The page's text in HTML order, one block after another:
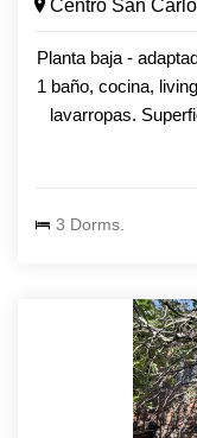
Centro San
Planta baja -
1 baño, cocina,
lavarropas.
interiores de
todas las
totalmente
ubicación, cercano
Liceo, Centro
3 Dorms.